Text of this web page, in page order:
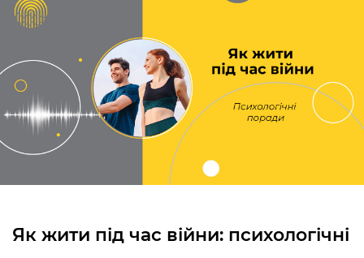
Як жити під час війни: психологічні